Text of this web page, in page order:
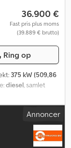
36.900 €
Fast pris plus moms
(39.889 € brutto)
Ring op
375 kW (509,86
diesel, samlet
- Klima - Lift- &
21.200 l Affjedring:
Annoncer